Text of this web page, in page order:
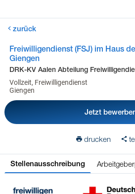
zurück
Freiwilligendienst (FSJ) im Haus
Giengen
DRK-KV Aalen Abteilung
Vollzeit, Freiwilligendienst
Giengen
Jetzt
drucken
Stellenausschreibung